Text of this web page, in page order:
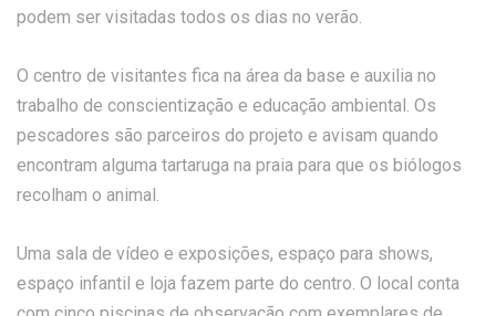
podem ser visitadas todos os dias no verão.
O centro de visitantes fica na área da base e auxilia no
trabalho de conscientização e educação ambiental. Os
pescadores são parceiros do projeto e avisam quando
encontram alguma tartaruga na praia para que os biólogos
recolham o animal.
Uma sala de vídeo e exposições, espaço para shows,
espaço infantil e loja fazem parte do centro. O local conta